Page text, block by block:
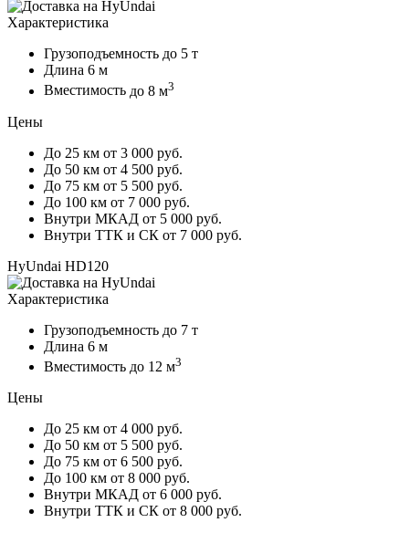
Характеристика
Грузоподъемность до 5 т
Длина 6 м
Вместимость до 8 м3
Цены
До 25 км от 3 000 руб.
До 50 км от 4 500 руб.
До 75 км от 5 500 руб.
До 100 км от 7 000 руб.
Внутри МКАД от 5 000 руб.
Внутри ТТК и СК от 7 000 руб.
HyUndai HD120
Характеристика
Грузоподъемность до 7 т
Длина 6 м
Вместимость до 12 м3
Цены
До 25 км от 4 000 руб.
До 50 км от 5 500 руб.
До 75 км от 6 500 руб.
До 100 км от 8 000 руб.
Внутри МКАД от 6 000 руб.
Внутри ТТК и СК от 8 000 руб.